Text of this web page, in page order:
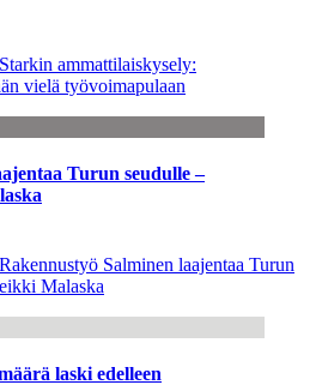
ammattilaiskysely:
vielä työvoimapulaan
Turun seudulle –
Salminen laajentaa Turun
Malaska
laski edelleen